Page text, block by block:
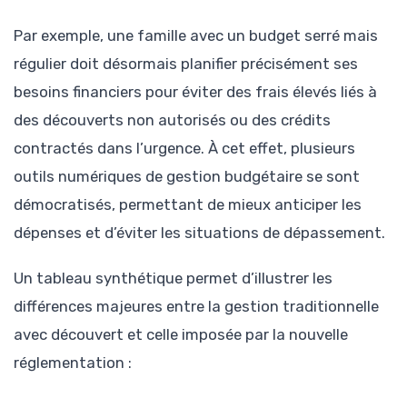
Par exemple, une famille avec un budget serré mais
régulier doit désormais planifier précisément ses
besoins financiers pour éviter des frais élevés liés à
des découverts non autorisés ou des crédits
contractés dans l’urgence. À cet effet, plusieurs
outils numériques de gestion budgétaire se sont
démocratisés, permettant de mieux anticiper les
dépenses et d’éviter les situations de dépassement.
Un tableau synthétique permet d’illustrer les
différences majeures entre la gestion traditionnelle
avec découvert et celle imposée par la nouvelle
réglementation :